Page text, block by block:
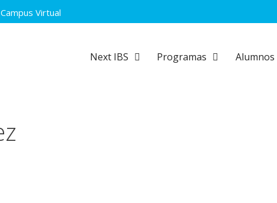
Campus Virtual
Next IBS Programas Alumnos